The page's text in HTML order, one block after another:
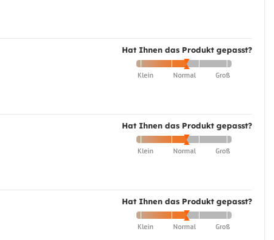
Hat Ihnen das Produkt gepasst?
Hat Ihnen das Produkt gepasst?
Hat Ihnen das Produkt gepasst?